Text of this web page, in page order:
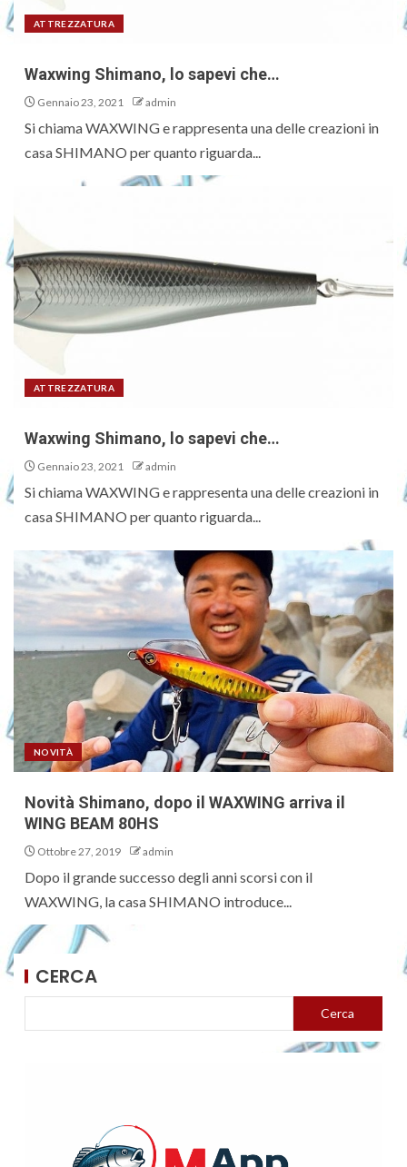
ATTREZZATURA
Waxwing Shimano, lo sapevi che…
Gennaio 23, 2021 admin
Si chiama WAXWING e rappresenta una delle creazioni in
casa SHIMANO per quanto riguarda...
ATTREZZATURA
Waxwing Shimano, lo sapevi che…
Gennaio 23, 2021 admin
Si chiama WAXWING e rappresenta una delle creazioni in
casa SHIMANO per quanto riguarda...
NOVITÀ
Novità Shimano, dopo il WAXWING arriva il
WING BEAM 80HS
Ottobre 27, 2019 admin
Dopo il grande successo degli anni scorsi con il
WAXWING, la casa SHIMANO introduce...
CERCA
Cerca